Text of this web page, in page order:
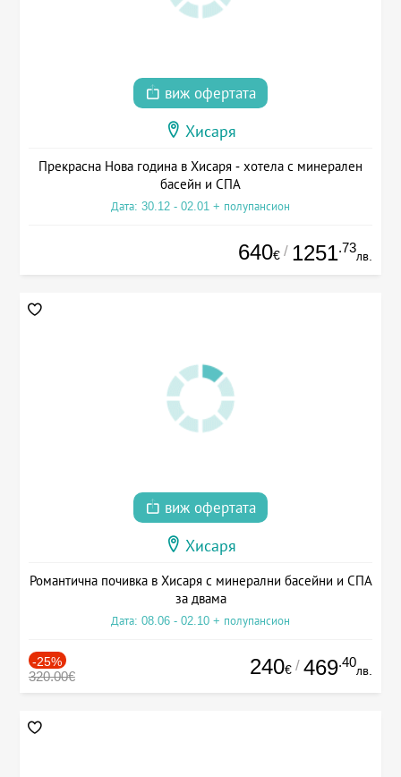
виж офертата
Хисаря
Прекрасна Нова година в Хисаря - хотела с минерален
басейн и СПА
Дата: 30.12 - 02.01 + полупансион
640€ / 1251.73
лв.
виж офертата
Хисаря
Романтична почивка в Хисаря с минерални басейни и СПА
за двама
Дата: 08.06 - 02.10 + полупансион
-25%
320.00€ 240€ / 469.40
лв.